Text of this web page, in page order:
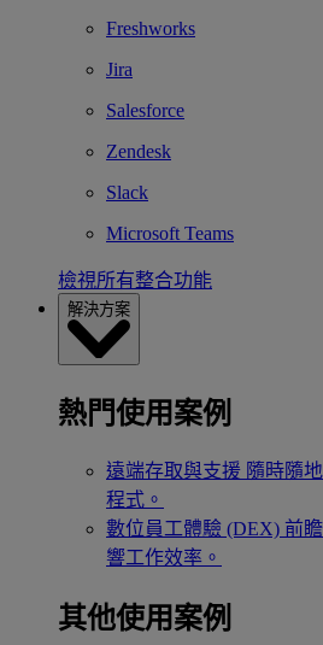
Freshworks
Jira
Salesforce
Zendesk
Slack
Microsoft Teams
檢視所有整合功能
解決方案
熱門使用案例
遠端存取與支援 隨時隨
程式。
數位員工體驗 (DEX) 前
響工作效率。
其他使用案例